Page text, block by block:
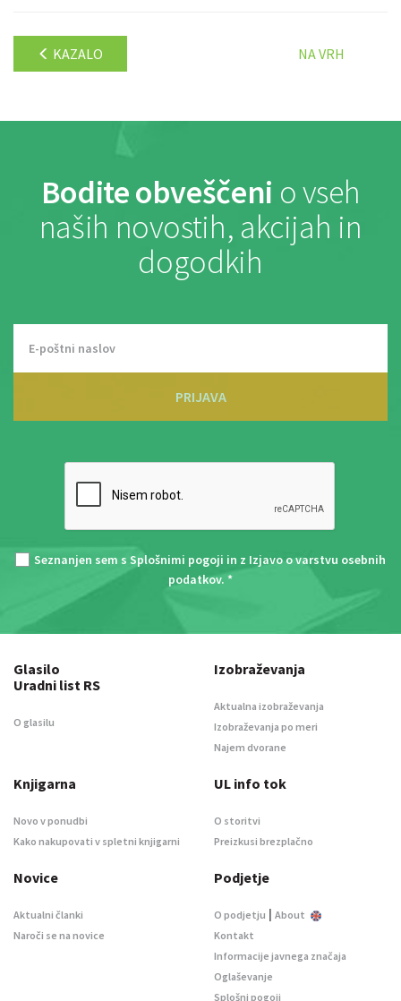
KAZALO NA VRH
Bodite obveščeni o vseh
naših novostih, akcijah in
dogodkih
PRIJAVA
Seznanjen sem s Splošnimi pogoji in z Izjavo o varstvu osebnih
podatkov. *
Glasilo
Uradni list RS
O glasilu
Izobraževanja
Aktualna izobraževanja
Izobraževanja po meri
Najem dvorane
Knjigarna
Novo v ponudbi
Kako nakupovati v spletni knjigarni
UL info tok
O storitvi
Preizkusi brezplačno
Novice
Aktualni članki
Naroči se na novice
Podjetje
O podjetju | About
Kontakt
Informacije javnega značaja
Oglaševanje
Splošni pogoji